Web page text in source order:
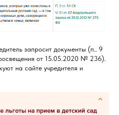
запросит документы (п.. 9
от 15.05.2020 № 236).
на сайте учредителя и